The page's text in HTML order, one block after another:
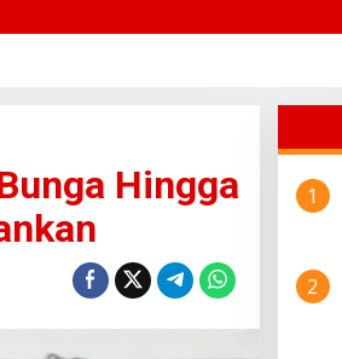
Hingga
1
2